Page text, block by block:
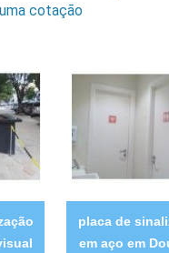
cotação
placa de
em aço em